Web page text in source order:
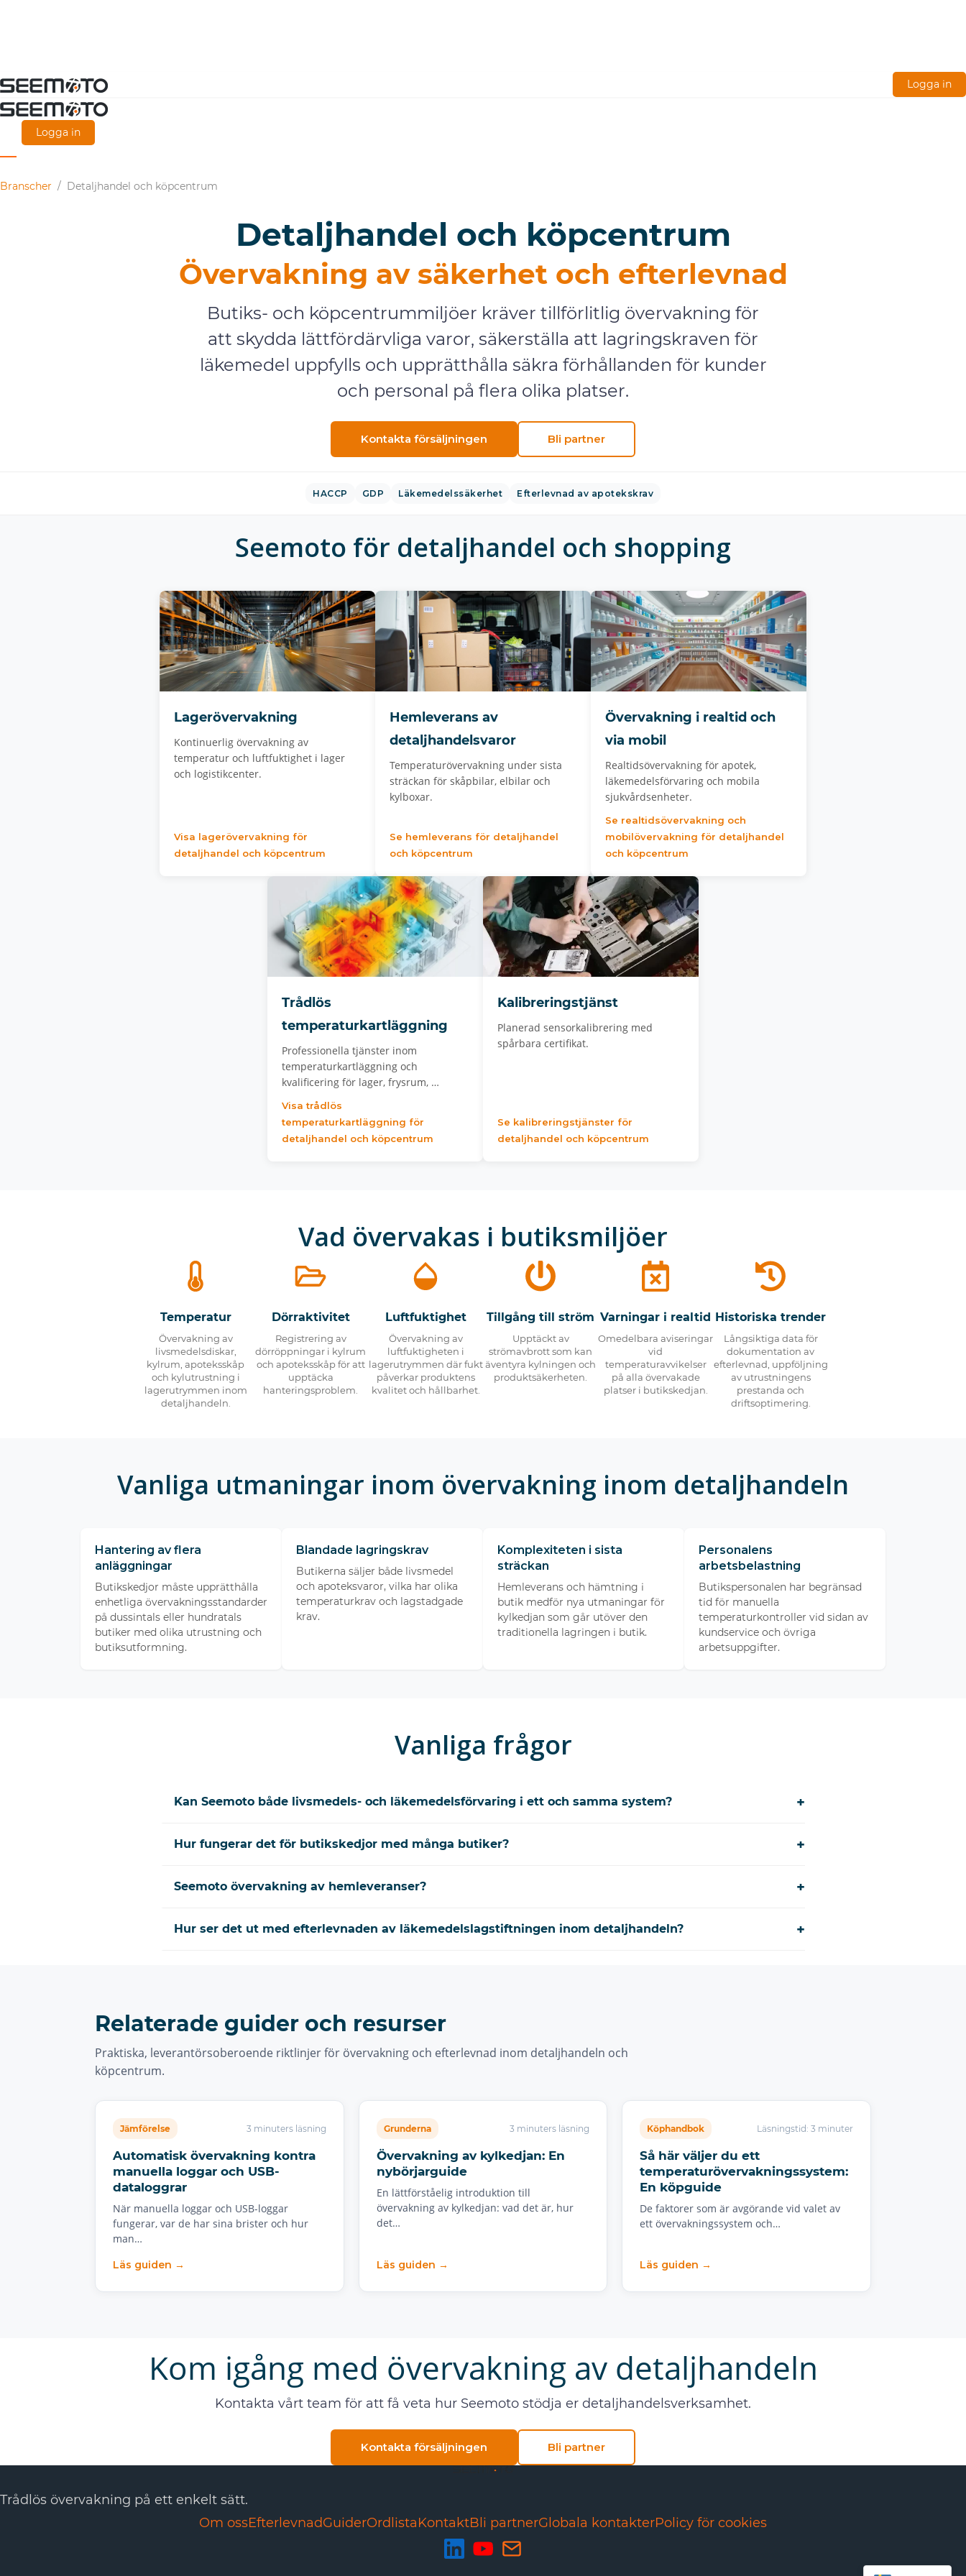
Gå
direkt
huvudinnehållet
Logga in
Logga in
Branscher / Detaljhandel och köpcentrum
Detaljhandel och köpcentrum
Övervakning av säkerhet och efterlevnad
Butiks- och köpcentrummiljöer kräver tillförlitlig övervakning för
att skydda lättfördärvliga varor, säkerställa att lagringskraven för
läkemedel uppfylls och upprätthålla säkra förhållanden för kunder
och personal på flera olika platser.
Kontakta försäljningen Bli partner
HACCP GDP Läkemedelssäkerhet Efterlevnad av apotekskrav
Seemoto för detaljhandel och shopping
Lagerövervakning
Kontinuerlig övervakning av
temperatur och luftfuktighet i lager
och logistikcenter.
Visa lagerövervakning för
detaljhandel och köpcentrum
Hemleverans av
detaljhandelsvaror
Temperaturövervakning under sista
sträckan för skåpbilar, elbilar och
kylboxar.
Se hemleverans för detaljhandel
och köpcentrum
Övervakning i realtid och
via mobil
Realtidsövervakning för apotek,
läkemedelsförvaring och mobila
sjukvårdsenheter.
Se realtidsövervakning och
mobilövervakning för detaljhandel
och köpcentrum
Trådlös
temperaturkartläggning
Professionella tjänster inom
temperaturkartläggning och
kvalificering för lager, frysrum, …
Visa trådlös
temperaturkartläggning för
detaljhandel och köpcentrum
Kalibreringstjänst
Planerad sensorkalibrering med
spårbara certifikat.
Se kalibreringstjänster för
detaljhandel och köpcentrum
Vad övervakas i butiksmiljöer
Temperatur
Övervakning av
livsmedelsdiskar,
kylrum, apoteksskåp
och kylutrustning i
lagerutrymmen inom
detaljhandeln.
Dörraktivitet
Registrering av
dörröppningar i kylrum
och apoteksskåp för att
upptäcka
hanteringsproblem.
Luftfuktighet
Övervakning av
luftfuktigheten i
lagerutrymmen där fukt
påverkar produktens
kvalitet och hållbarhet.
Tillgång till ström
Upptäckt av
strömavbrott som kan
äventyra kylningen och
produktsäkerheten.
Varningar i realtid
Omedelbara aviseringar
vid
temperaturavvikelser
på alla övervakade
platser i butikskedjan.
Historiska trender
Långsiktiga data för
dokumentation av
efterlevnad, uppföljning
av utrustningens
prestanda och
driftsoptimering.
Vanliga utmaningar inom övervakning inom detaljhandeln
Hantering av flera
anläggningar
Butikskedjor måste upprätthålla
enhetliga övervakningsstandarder
på dussintals eller hundratals
butiker med olika utrustning och
butiksutformning.
Blandade lagringskrav
Butikerna säljer både livsmedel
och apoteksvaror, vilka har olika
temperaturkrav och lagstadgade
krav.
Komplexiteten i sista
sträckan
Hemleverans och hämtning i
butik medför nya utmaningar för
kylkedjan som går utöver den
traditionella lagringen i butik.
Personalens
arbetsbelastning
Butikspersonalen har begränsad
tid för manuella
temperaturkontroller vid sidan av
kundservice och övriga
arbetsuppgifter.
Vanliga frågor
Kan Seemoto både livsmedels- och läkemedelsförvaring i ett och samma system? +
Hur fungerar det för butikskedjor med många butiker? +
Seemoto övervakning av hemleveranser? +
Hur ser det ut med efterlevnaden av läkemedelslagstiftningen inom detaljhandeln? +
Relaterade guider och resurser
Praktiska, leverantörsoberoende riktlinjer för övervakning och efterlevnad inom detaljhandeln och
köpcentrum.
Jämförelse 3 minuters läsning
Automatisk övervakning kontra
manuella loggar och USB-
dataloggrar
När manuella loggar och USB-loggar
fungerar, var de har sina brister och hur
man…
Läs guiden →
Grunderna 3 minuters läsning
Övervakning av kylkedjan: En
nybörjarguide
En lättförståelig introduktion till
övervakning av kylkedjan: vad det är, hur
det…
Läs guiden →
Köphandbok Läsningstid: 3 minuter
Så här väljer du ett
temperaturövervakningssystem:
En köpguide
De faktorer som är avgörande vid valet av
ett övervakningssystem och…
Läs guiden →
Kom igång med övervakning av detaljhandeln
Kontakta vårt team för att få veta hur Seemoto stödja er detaljhandelsverksamhet.
Kontakta försäljningen Bli partner
Trådlös övervakning på ett enkelt sätt.
Om ossEfterlevnadGuiderOrdlistaKontaktBli partnerGlobala kontakterPolicy för cookies